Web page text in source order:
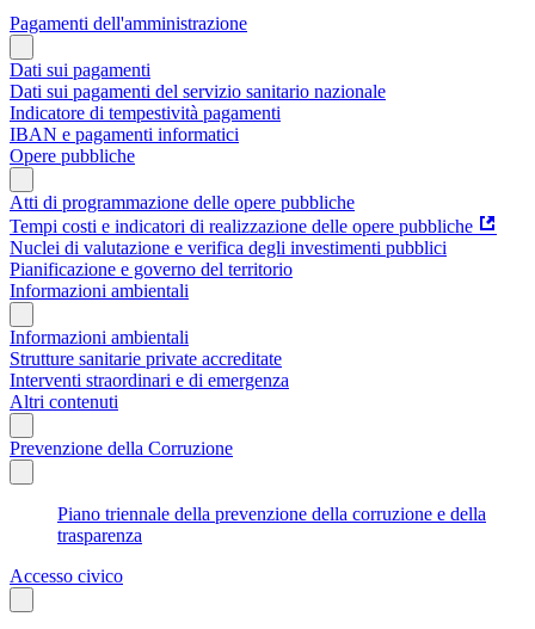
Pagamenti dell'amministrazione
Dati sui pagamenti
Dati sui pagamenti del servizio sanitario nazionale
Indicatore di tempestività pagamenti
IBAN e pagamenti informatici
Opere pubbliche
Atti di programmazione delle opere pubbliche
Tempi costi e indicatori di realizzazione delle opere pubbliche
Nuclei di valutazione e verifica degli investimenti pubblici
Pianificazione e governo del territorio
Informazioni ambientali
Informazioni ambientali
Strutture sanitarie private accreditate
Interventi straordinari e di emergenza
Altri contenuti
Prevenzione della Corruzione
Piano triennale della prevenzione della corruzione e della
trasparenza
Accesso civico